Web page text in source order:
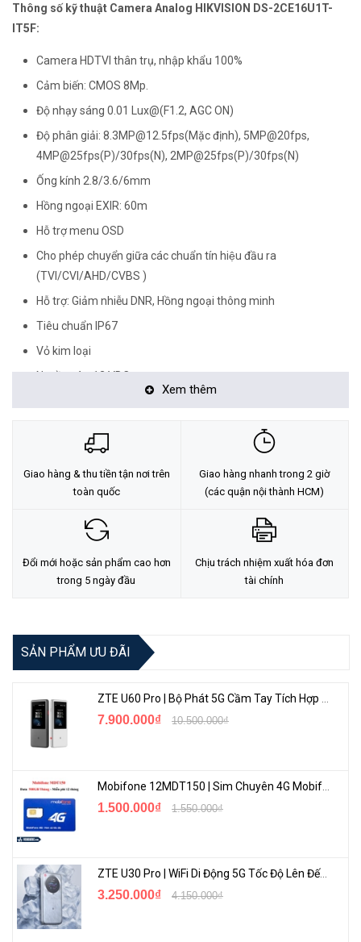
Thông số kỹ thuật Camera Analog HIKVISION DS-2CE16U1T-
IT5F:
Camera HDTVI thân trụ, nhập khẩu 100%
Cảm biến: CMOS 8Mp.
​Độ nhạy sáng 0.01 Lux@(F1.2, AGC ON)
Độ phân giải: 8.3MP@12.5fps(Mặc định), 5MP@20fps,
4MP@25fps(P)/30fps(N), 2MP@25fps(P)/30fps(N)
Ống kính 2.8/3.6/6mm
Hồng ngoại EXIR: 60m
Hỗ trợ menu OSD
Cho phép chuyển giữa các chuẩn tín hiệu đầu ra
(TVI/CVI/AHD/CVBS )
Hỗ trợ: Giảm nhiễu DNR, Hồng ngoại thông minh
Tiêu chuẩn IP67
Vỏ kim loại
Nguồn vào 12 VDC
<Hotline: 0828.011.011 - (028)7300.2021 - VoHoang.vn>
Tư vấn cách chọn loại camera và dịch vụ lắp đặt camera tận nơi:
Xem thêm
Giao hàng & thu tiền tận nơi trên
toàn quốc
Giao hàng nhanh trong 2 giờ
(các quận nội thành HCM)
Đổi mới hoặc sản phẩm cao hơn
trong 5 ngày đầu
Chịu trách nhiệm xuất hóa đơn
tài chính
SẢN PHẨM ƯU ĐÃI
ZTE U60 Pro | Bộ Phát 5G Cầm Tay Tích Hợp Công Nghệ WiFi 7, Pin 10000mAh
7.900.000₫ 10.500.000₫
1.500.000₫ 1.550.000₫
ZTE U30 Pro | WiFi Di Động 5G Tốc Độ Lên Đến 500Mbps, Màn Hình Cảm Ứng
3.250.000₫ 4.150.000₫